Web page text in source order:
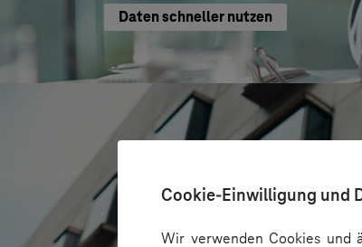
Cookie-Einwilligung und
Wir verwenden Cookies und
Daten schneller nutzen